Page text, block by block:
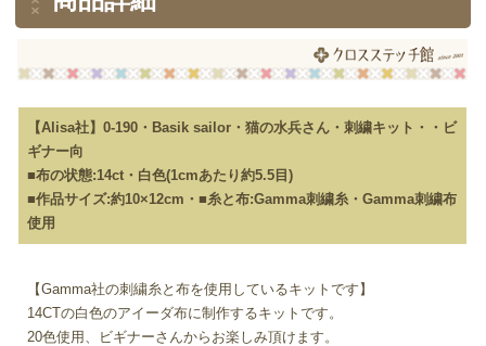
【Alisa社】0-190・Basik sailor・猫の水兵さん・刺繍キット・・ビ
ギナー向
■布の状態:14ct・白色(1cmあたり約5.5目)
■作品サイズ:約10×12cm・■糸と布:Gamma刺繍糸・Gamma刺繍布
使用
【Gamma社の刺繍糸と布を使用しているキットです】
14CTの白色のアイーダ布に制作するキットです。
20色使用、ビギナーさんからお楽しみ頂けます。